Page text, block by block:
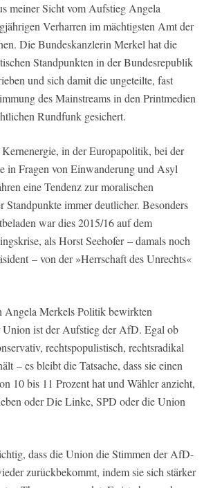
meiner Sicht vom Aufstieg Angela
Verharren im mächtigsten Amt der
Die Bundeskanzlerin Merkel hat die
Standpunkten in der Bundesrepublik
und sich damit die ungeteilte, fast
des Mainstreams in den Printmedien
Rundfunk gesichert.
in der Europapolitik, bei der
in Fragen von Einwanderung und Asyl
eine Tendenz zur moralischen
Standpunkte immer deutlicher. Besonders
war dies 2015/16 auf dem
als Horst Seehofer – damals noch
– von der »Herrschaft des Unrechts«
Angela Merkels Politik bewirkten
Union ist der Aufstieg der AfD. Egal ob
rechtspopulistisch, rechtsradikal
– es bleibt die Tatsache, dass sie einen
10 bis 11 Prozent hat und Wähler anzieht,
oder Die Linke, SPD oder die Union
dass die Union die Stimmen der AfD-
zurückbekommt, indem sie sich stärker